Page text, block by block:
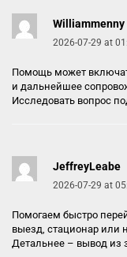
Williammenny
2026-07-29 at
Помощь может
и дальнейшее
Исследовать вопрос
JeffreyLeabe
2026-07-29 at
Помогаем быстро
выезд, стационар или
Детальнее – вывод из